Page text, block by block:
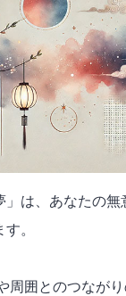
」は、あなたの
。
周囲とのつなが